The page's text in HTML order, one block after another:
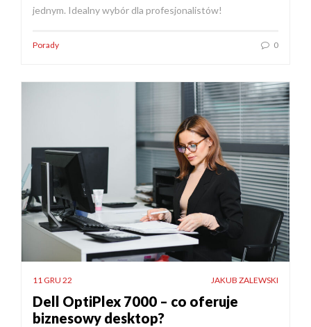
jednym. Idealny wybór dla profesjonalistów!
Porady 0
11 GRU 22 JAKUB ZALEWSKI
Dell OptiPlex 7000 – co oferuje
biznesowy desktop?